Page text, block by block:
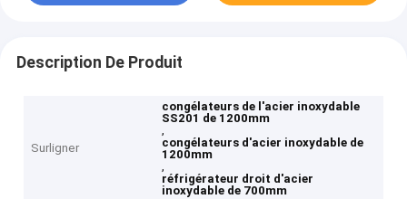
Description De Produit
Surligner
congélateurs de l'acier inoxydable
SS201 de 1200mm
,
congélateurs d'acier inoxydable de
1200mm
,
réfrigérateur droit d'acier
inoxydable de 700mm